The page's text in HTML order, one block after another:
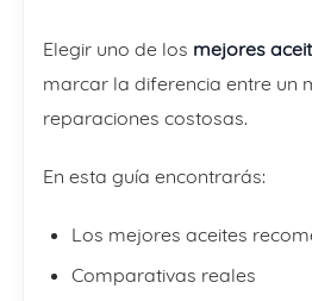
Elegir uno de los mejores
marcar la diferencia entre un
reparaciones costosas.
En esta guía encontrarás:
Los mejores aceites
Comparativas reales